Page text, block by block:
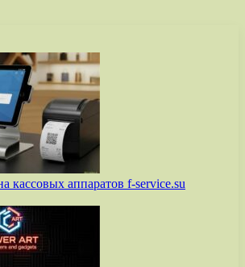
кассовых аппаратов f-service.su